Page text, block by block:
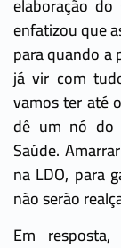
enfatizou que
para quando a
já vir com
vamos ter até
dê um nó do
Saúde.
na LDO, para
não serão
Em